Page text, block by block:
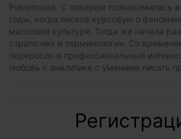
Pokerhouse. С покером познакомилась в
годы, когда писала курсовую о
массовой культуре. Тогда же начала
стратегиях и терминологии. Со
переросло в профессиональный
любовь к аналитике с умением писать